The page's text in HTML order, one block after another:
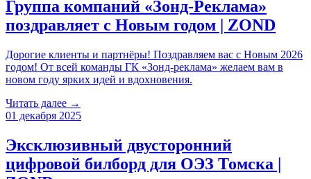
Группа компаний «Зонд-Реклама»
поздравляет с Новым годом | ZOND
Дорогие клиенты и партнёры! Поздравляем вас с Новым 2026
годом! От всей команды ГК «Зонд-реклама» желаем вам в
новом году ярких идей и вдохновения.
Читать далее →
01 декабря 2025
Эксклюзивный двусторонний
цифровой билборд для ОЭЗ Томска |